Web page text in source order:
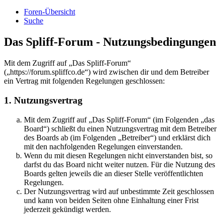
Foren-Übersicht
Suche
Das Spliff-Forum - Nutzungsbedingungen
Mit dem Zugriff auf „Das Spliff-Forum“
(„https://forum.spliffco.de“) wird zwischen dir und dem Betreiber
ein Vertrag mit folgenden Regelungen geschlossen:
1. Nutzungsvertrag
Mit dem Zugriff auf „Das Spliff-Forum“ (im Folgenden „das
Board“) schließt du einen Nutzungsvertrag mit dem Betreiber
des Boards ab (im Folgenden „Betreiber“) und erklärst dich
mit den nachfolgenden Regelungen einverstanden.
Wenn du mit diesen Regelungen nicht einverstanden bist, so
darfst du das Board nicht weiter nutzen. Für die Nutzung des
Boards gelten jeweils die an dieser Stelle veröffentlichten
Regelungen.
Der Nutzungsvertrag wird auf unbestimmte Zeit geschlossen
und kann von beiden Seiten ohne Einhaltung einer Frist
jederzeit gekündigt werden.